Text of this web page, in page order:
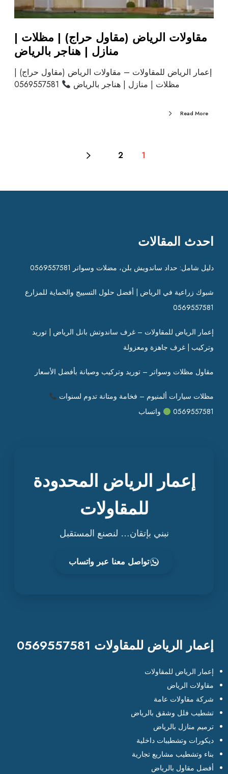
مقاولات الرياض (مقاول حراج) | مظلات |
منازل | هناجر بالرياض
إعمار الرياض للمقاولات – مقاولات الرياض (مقاول حراج) |
مظلات | منازل | هناجر بالرياض
Read More
1
2
احدث المقالات
دليل شامل: حداد ساندويش بلن، مضلات وسواتر 0569557581
شبوك زراعية في الرياض | أفضل حلول التسييج والحماية للمزارع
0569557581
إعمار الرياض للمقاولات – غرف ساندوتش بانل الرياض | توريد
وتركيب | غرف جاهزة ومعزولة
مقاول مظلات وسواتر – توريد وتركيب وصيانة بأفضل الأسعار
مظلات سيارات ألمنيوم – فخامة ومتانة تدوم لسنوات
0569557581
واتساب
إعمار الرياض المحدودة
للمقاولات
نبني بإتقان… لنصنع المستقبل
تواصل معنا عبر واتساب
إعمار الرياض للمقاولات 0569557581
إعمار الرياض للمقاولات
مقاولات الرياض
شركة مقاولات عامة
تشطيب فلل وشقق بالرياض
ترميم منازل بالرياض
ديكورات وتشطيبات داخلية
بناء وتشطيب مشاريع تجارية
أفضل مقاول بالرياض